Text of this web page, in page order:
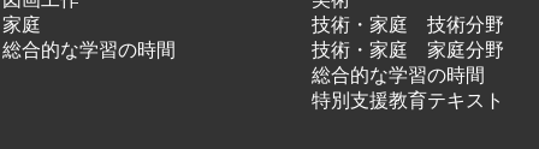
家庭
総合的な学習の時間
技術・家庭 技術分野
技術・家庭 家庭分野
総合的な学習の時間
特別支援教育テキスト